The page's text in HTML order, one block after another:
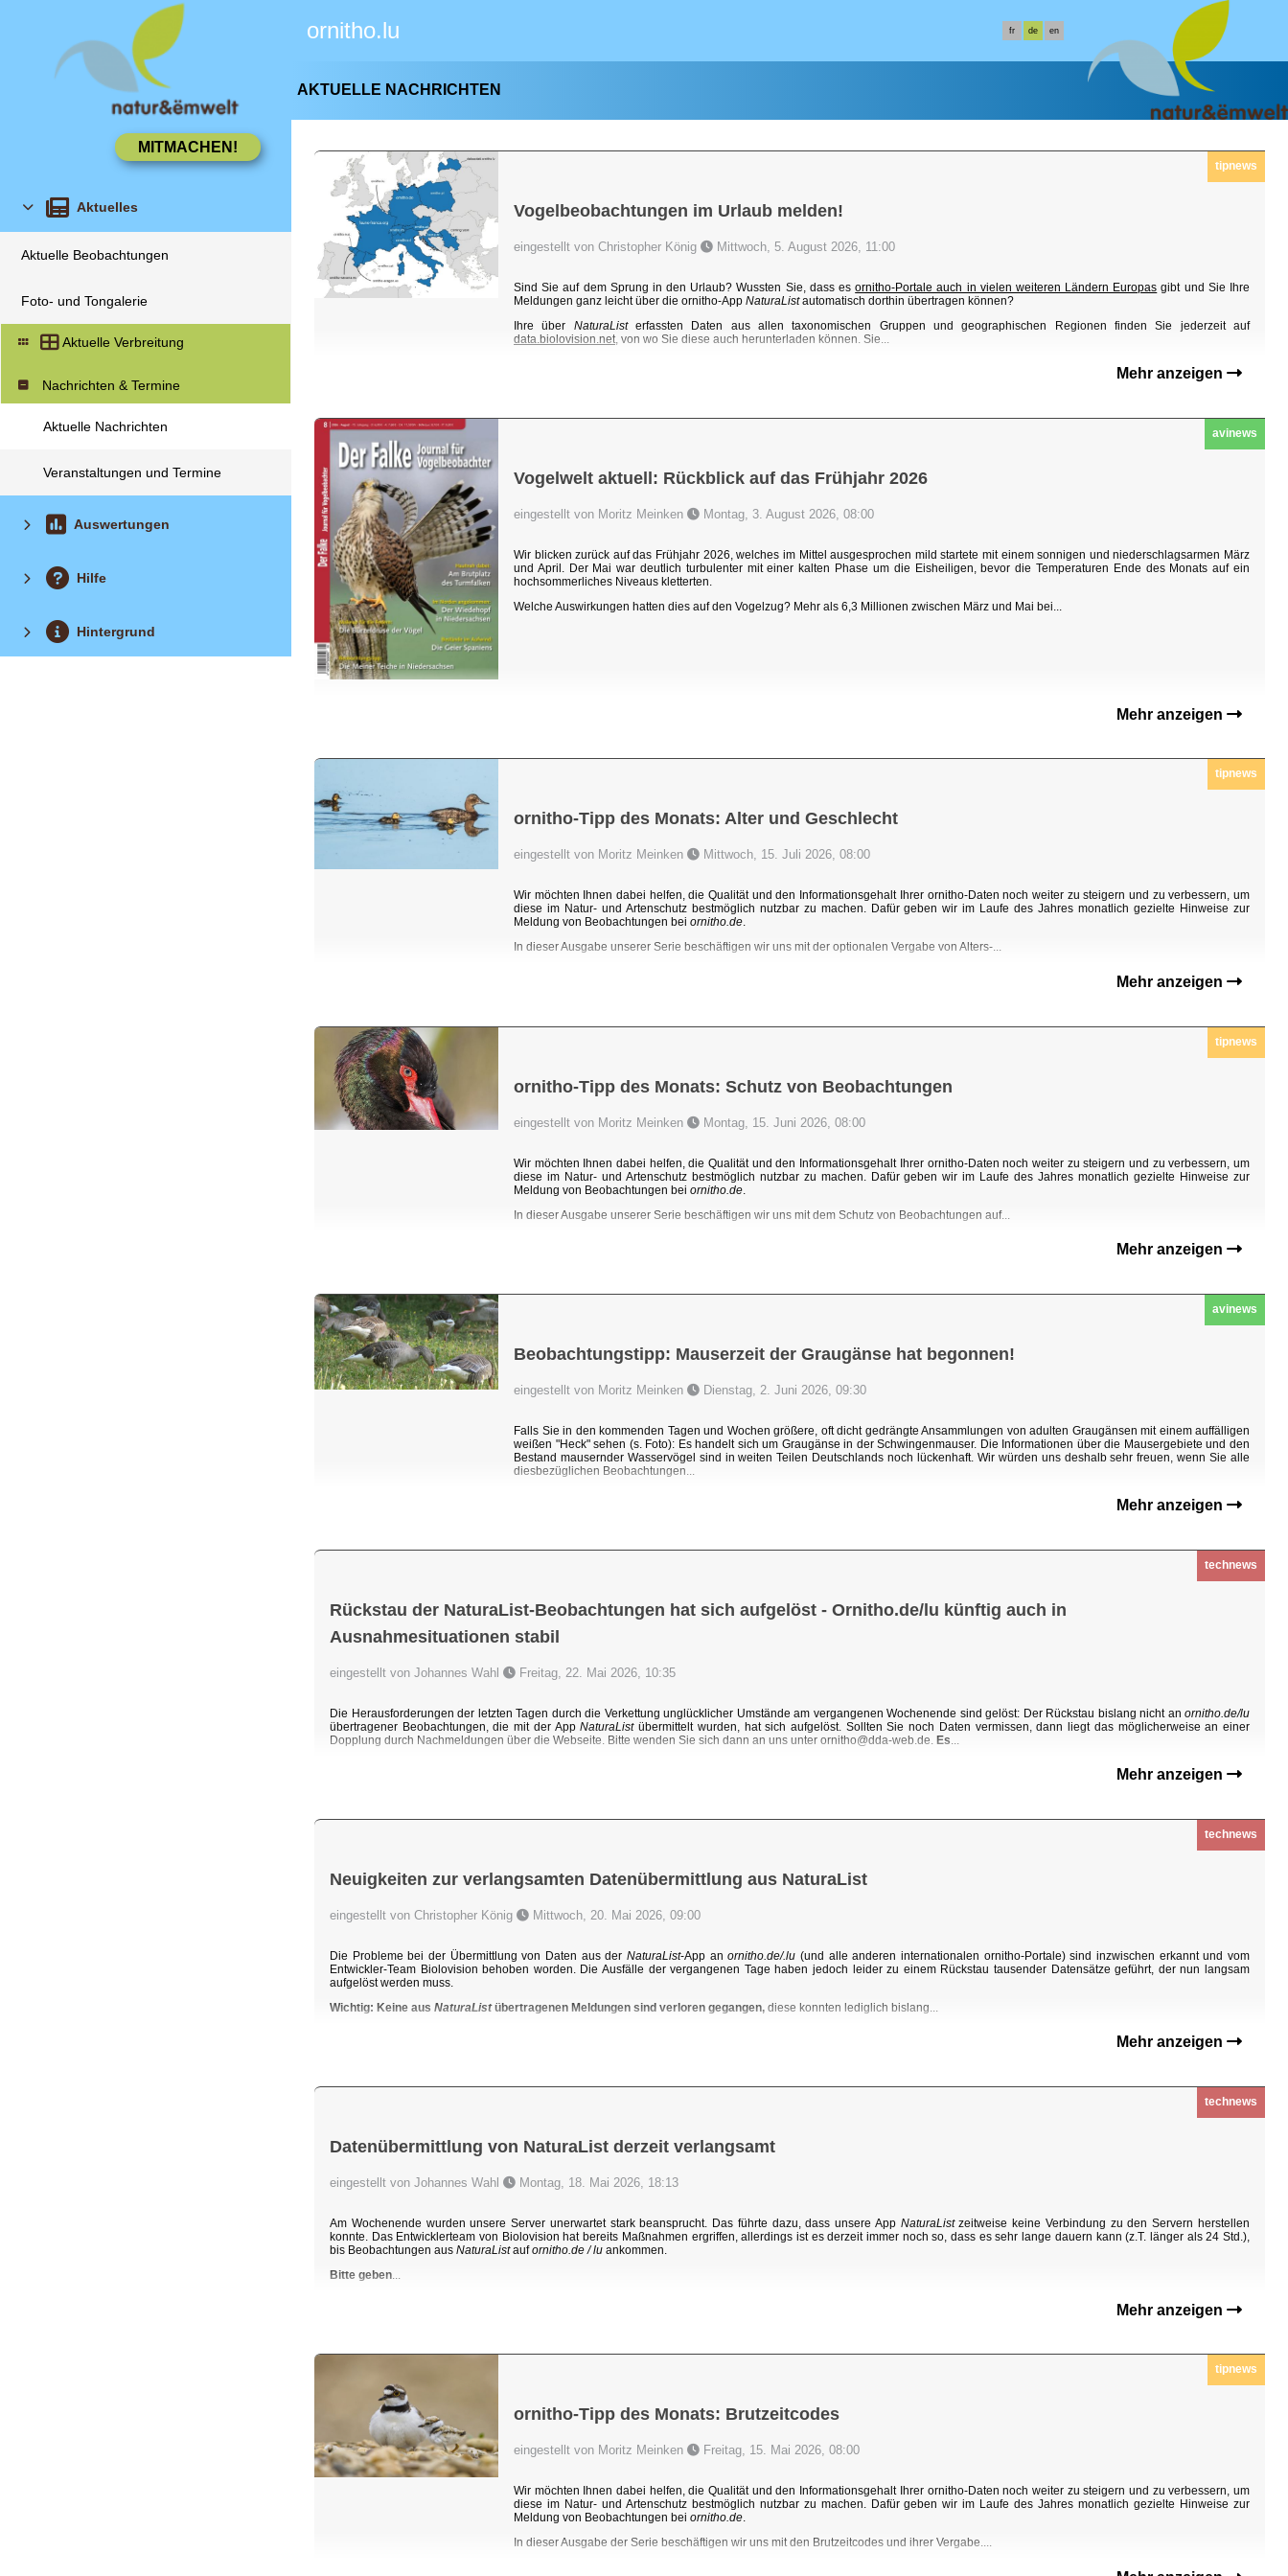
ornitho.lu fr de en
Aktuelles
Aktuelle Beobachtungen
Foto- und Tongalerie
Aktuelle Verbreitung
Nachrichten & Termine
Aktuelle Nachrichten
Veranstaltungen und Termine
Auswertungen
Hilfe
Hintergrund
AKTUELLE NACHRICHTEN
tipnews
Vogelbeobachtungen im Urlaub melden!
eingestellt von Christopher König Mittwoch, 5. August 2026, 11:00
Sind Sie auf dem Sprung in den Urlaub? Wussten Sie, dass esornitho-Portale auch in vielen weiteren Ländern Europas gibt und Sie Ihre
Meldungen ganz leicht über die ornitho-App NaturaListautomatisch dorthin übertragen können?
Ihre über NaturaListerfassten Daten aus allen taxonomischen Gruppen und geographischen Regionen finden Sie jederzeit auf
data.biolovision.net , von wo Sie diese auch herunterladen können. Sie...
Mehr anzeigen
avinews
Vogelwelt aktuell: Rückblick auf das Frühjahr 2026
eingestellt von Moritz Meinken Montag, 3. August 2026, 08:00
Wir blicken zurück auf das Frühjahr 2026, welches im Mittel ausgesprochen mild startete mit einem sonnigen und niederschlagsarmen März
und April. Der Mai war deutlich turbulenter mit einer kalten Phase um die Eisheiligen, bevor die Temperaturen Ende des Monats auf ein
hochsommerliches Niveaus kletterten.
Welche Auswirkungen hatten dies auf den Vogelzug? Mehr als 6,3 Millionen zwischen März und Mai bei...
Mehr anzeigen
tipnews
ornitho-Tipp des Monats: Alter und Geschlecht
eingestellt von Moritz Meinken Mittwoch, 15. Juli 2026, 08:00
Wir möchten Ihnen dabei helfen, die Qualität und den Informationsgehalt Ihrer ornitho-Daten noch weiter zu steigern und zu verbessern, um
diese im Natur- und Artenschutz bestmöglich nutzbar zu machen. Dafür geben wir im Laufe des Jahres monatlich gezielte Hinweise zur
Meldung von Beobachtungen bei ornitho.de.
In dieser Ausgabe unserer Serie beschäftigen wir uns mit der optionalen Vergabe von Alters-...
Mehr anzeigen
tipnews
ornitho-Tipp des Monats: Schutz von Beobachtungen
eingestellt von Moritz Meinken Montag, 15. Juni 2026, 08:00
Wir möchten Ihnen dabei helfen, die Qualität und den Informationsgehalt Ihrer ornitho-Daten noch weiter zu steigern und zu verbessern, um
diese im Natur- und Artenschutz bestmöglich nutzbar zu machen. Dafür geben wir im Laufe des Jahres monatlich gezielte Hinweise zur
Meldung von Beobachtungen bei ornitho.de
In dieser Ausgabe unserer Serie beschäftigen wir uns mit dem Schutz von Beobachtungen auf...
Mehr anzeigen
avinews
Beobachtungstipp: Mauserzeit der Graugänse hat begonnen!
eingestellt von Moritz Meinken Dienstag, 2. Juni 2026, 09:30
Falls Sie in den kommenden Tagen und Wochen größere, oft dicht gedrängte Ansammlungen von adulten Graugänsen mit einem auffälligen
weißen "Heck" sehen (s. Foto): Es handelt sich um Graugänse in der Schwingenmauser. Die Informationen über die Mausergebiete und den
Bestand mausernder Wasservögel sind in weiten Teilen Deutschlands noch lückenhaft. Wir würden uns deshalb sehr freuen, wenn Sie alle
diesbezüglichen Beobachtungen...
Mehr anzeigen
technews
Rückstau der NaturaList-Beobachtungen hat sich aufgelöst - Ornitho.de/lu künftig auch in
Ausnahmesituationen stabil
eingestellt von Johannes Wahl Freitag, 22. Mai 2026, 10:35
Die Herausforderungen der letzten Tagen durch die Verkettung unglücklicher Umstände am vergangenen Wochenende sind gelöst: Der Rückstau bislang nicht an ornitho.de/lu
übertragener Beobachtungen, die mit der AppNaturaListübermittelt wurden, hat sich aufgelöst. Sollten Sie noch Daten vermissen, dann liegt das möglicherweise an einer
Dopplung durch Nachmeldungen über die Webseite. Bitte wenden Sie sich dann an uns unter ornitho@dda-web.de. Es...
Mehr anzeigen
technews
Neuigkeiten zur verlangsamten Datenübermittlung aus NaturaList
eingestellt von Christopher König Mittwoch, 20. Mai 2026, 09:00
Die Probleme bei der Übermittlung von Daten aus der NaturaList-App anornitho.de/.lu (und alle anderen internationalen ornitho-Portale) sind inzwischen erkannt und vom
Entwickler-Team Biolovision behoben worden. Die Ausfälle der vergangenen Tage haben jedoch leider zu einem Rückstau tausender Datensätze geführt, der nun langsam
aufgelöst werden muss.
Wichtig: Keine aus NaturaListübertragenen Meldungen sind verloren gegangen, diese konnten lediglich bislang...
Mehr anzeigen
technews
Datenübermittlung von NaturaList derzeit verlangsamt
eingestellt von Johannes Wahl Montag, 18. Mai 2026, 18:13
Am Wochenende wurden unsere Server unerwartet stark beansprucht. Das führte dazu, dass unsere App NaturaListzeitweise keine Verbindung zu den Servern herstellen
konnte. Das Entwicklerteam von Biolovision hat bereits Maßnahmen ergriffen, allerdings ist es derzeit immer noch so, dass es sehr lange dauern kann (z.T. länger als 24 Std.),
bis Beobachtungen aus NaturaListaufornitho.de / lu ankommen.
Bitte geben...
Mehr anzeigen
tipnews
ornitho-Tipp des Monats: Brutzeitcodes
eingestellt von Moritz Meinken Freitag, 15. Mai 2026, 08:00
Wir möchten Ihnen dabei helfen, die Qualität und den Informationsgehalt Ihrer ornitho-Daten noch weiter zu steigern und zu verbessern, um
diese im Natur- und Artenschutz bestmöglich nutzbar zu machen. Dafür geben wir im Laufe des Jahres monatlich gezielte Hinweise zur
Meldung von Beobachtungen bei ornitho.de.
In dieser Ausgabe der Serie beschäftigen wir uns mit den Brutzeitcodes und ihrer Vergabe....